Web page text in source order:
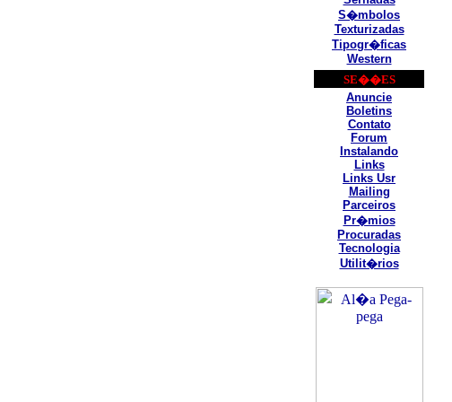
S�mbolos
Texturizadas
Tipogr�ficas
Western
SE��ES
Anuncie
Boletins
Contato
Forum
Instalando
Links
Links Usr
Mailing
Parceiros
Pr�mios
Procuradas
Tecnologia
Utilit�rios